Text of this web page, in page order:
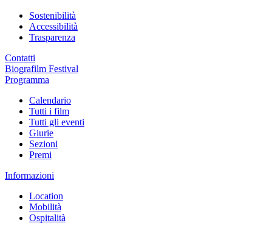
Sostenibilità
Accessibilità
Trasparenza
Contatti
Biografilm Festival
Programma
Calendario
Tutti i film
Tutti gli eventi
Giurie
Sezioni
Premi
Informazioni
Location
Mobilità
Ospitalità